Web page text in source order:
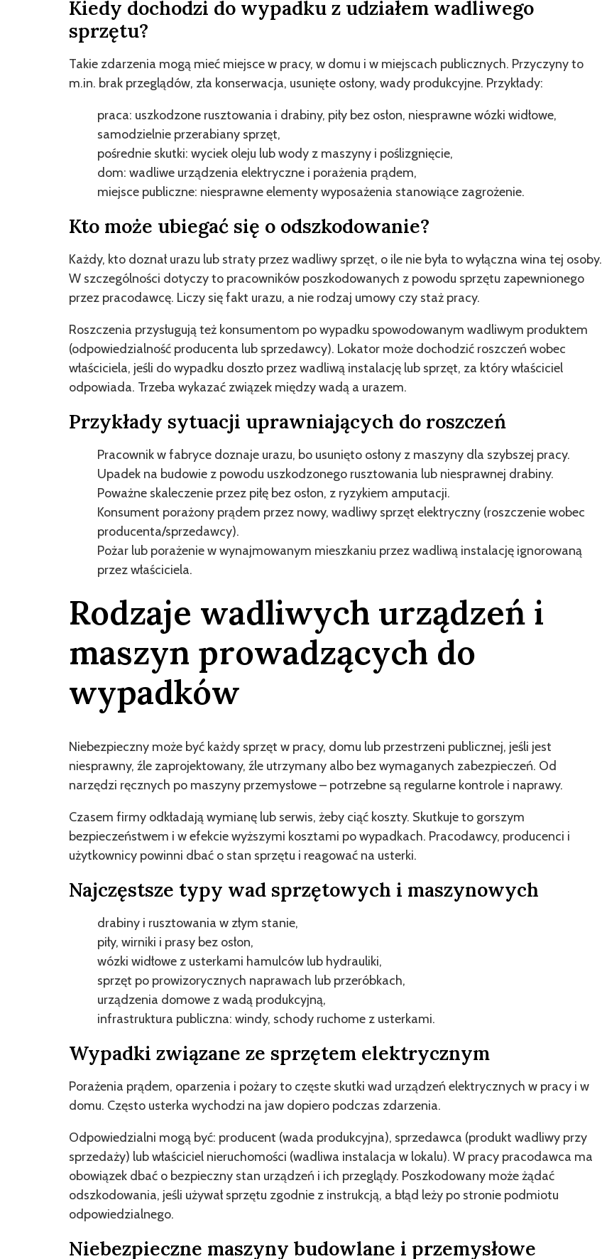
Kiedy dochodzi do wypadku z udziałem wadliwego
sprzętu?
Takie zdarzenia mogą mieć miejsce w pracy, w domu i w miejscach publicznych. Przyczyny to
m.in. brak przeglądów, zła konserwacja, usunięte osłony, wady produkcyjne. Przykłady:
praca: uszkodzone rusztowania i drabiny, piły bez osłon, niesprawne wózki widłowe,
samodzielnie przerabiany sprzęt,
pośrednie skutki: wyciek oleju lub wody z maszyny i poślizgnięcie,
dom: wadliwe urządzenia elektryczne i porażenia prądem,
miejsce publiczne: niesprawne elementy wyposażenia stanowiące zagrożenie.
Kto może ubiegać się o odszkodowanie?
Każdy, kto doznał urazu lub straty przez wadliwy sprzęt, o ile nie była to wyłączna wina tej osoby.
W szczególności dotyczy to pracowników poszkodowanych z powodu sprzętu zapewnionego
przez pracodawcę. Liczy się fakt urazu, a nie rodzaj umowy czy staż pracy.
Roszczenia przysługują też konsumentom po wypadku spowodowanym wadliwym produktem
(odpowiedzialność producenta lub sprzedawcy). Lokator może dochodzić roszczeń wobec
właściciela, jeśli do wypadku doszło przez wadliwą instalację lub sprzęt, za który właściciel
odpowiada. Trzeba wykazać związek między wadą a urazem.
Przykłady sytuacji uprawniających do roszczeń
Pracownik w fabryce doznaje urazu, bo usunięto osłony z maszyny dla szybszej pracy.
Upadek na budowie z powodu uszkodzonego rusztowania lub niesprawnej drabiny.
Poważne skaleczenie przez piłę bez osłon, z ryzykiem amputacji.
Konsument porażony prądem przez nowy, wadliwy sprzęt elektryczny (roszczenie wobec
producenta/sprzedawcy).
Pożar lub porażenie w wynajmowanym mieszkaniu przez wadliwą instalację ignorowaną
przez właściciela.
Rodzaje wadliwych urządzeń i
maszyn prowadzących do
wypadków
Niebezpieczny może być każdy sprzęt w pracy, domu lub przestrzeni publicznej, jeśli jest
niesprawny, źle zaprojektowany, źle utrzymany albo bez wymaganych zabezpieczeń. Od
narzędzi ręcznych po maszyny przemysłowe – potrzebne są regularne kontrole i naprawy.
Czasem firmy odkładają wymianę lub serwis, żeby ciąć koszty. Skutkuje to gorszym
bezpieczeństwem i w efekcie wyższymi kosztami po wypadkach. Pracodawcy, producenci i
użytkownicy powinni dbać o stan sprzętu i reagować na usterki.
Najczęstsze typy wad sprzętowych i maszynowych
drabiny i rusztowania w złym stanie,
piły, wirniki i prasy bez osłon,
wózki widłowe z usterkami hamulców lub hydrauliki,
sprzęt po prowizorycznych naprawach lub przeróbkach,
urządzenia domowe z wadą produkcyjną,
infrastruktura publiczna: windy, schody ruchome z usterkami.
Wypadki związane ze sprzętem elektrycznym
Porażenia prądem, oparzenia i pożary to częste skutki wad urządzeń elektrycznych w pracy i w
domu. Często usterka wychodzi na jaw dopiero podczas zdarzenia.
Odpowiedzialni mogą być: producent (wada produkcyjna), sprzedawca (produkt wadliwy przy
sprzedaży) lub właściciel nieruchomości (wadliwa instalacja w lokalu). W pracy pracodawca ma
obowiązek dbać o bezpieczny stan urządzeń i ich przeglądy. Poszkodowany może żądać
odszkodowania, jeśli używał sprzętu zgodnie z instrukcją, a błąd leży po stronie podmiotu
odpowiedzialnego.
Niebezpieczne maszyny budowlane i przemysłowe